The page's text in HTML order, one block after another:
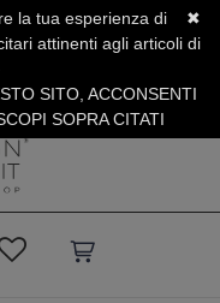
di Sconto
✖
la tua esperienza di
attinenti agli articoli di
SITO, ACCONSENTI
SOPRA CITATI